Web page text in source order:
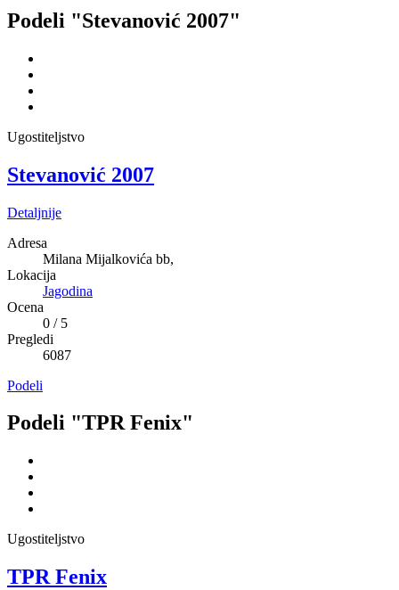
Podeli "Stevanović 2007"
Ugostiteljstvo
Stevanović 2007
Detaljnije
Adresa
Milana Mijalkovića bb,
Lokacija
Jagodina
Ocena
0 /5
Pregledi
6087
Podeli
Podeli "TPR Fenix"
Ugostiteljstvo
TPR Fenix